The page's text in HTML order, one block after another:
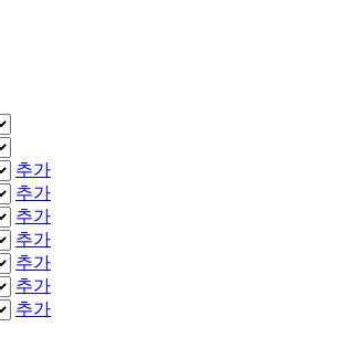
추가
추가
추가
추가
추가
추가
추가